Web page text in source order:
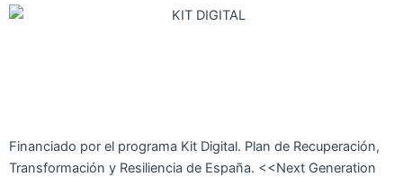
Financiado por el programa Kit Digital. Plan de Recuperación,
Transformación y Resiliencia de España. <<Next Generation